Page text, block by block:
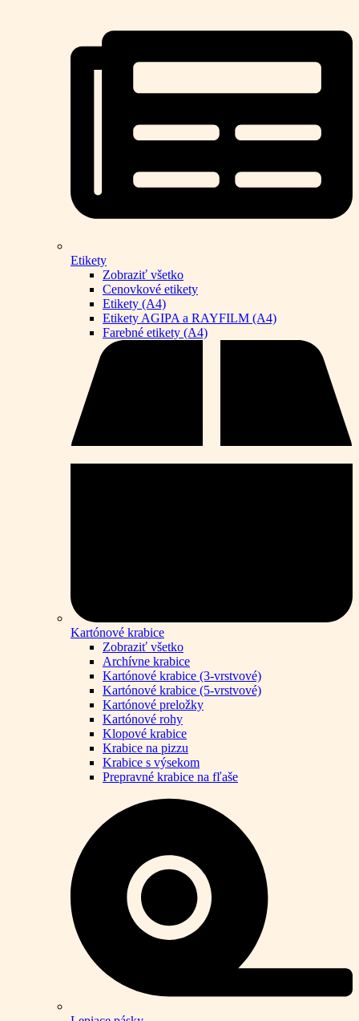
Etikety
Zobraziť všetko
Cenovkové etikety
Etikety (A4)
Etikety AGIPA a RAYFILM (A4)
Farebné etikety (A4)
Kartónové krabice
Zobraziť všetko
Archívne krabice
Kartónové krabice (3-vrstvové)
Kartónové krabice (5-vrstvové)
Kartónové preložky
Kartónové rohy
Klopové krabice
Krabice na pizzu
Krabice s výsekom
Prepravné krabice na fľaše